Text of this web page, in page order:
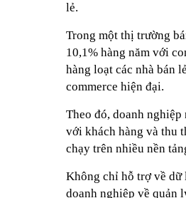
lẻ.
Trong một thị trường
10,1% hàng năm với
hàng loạt các nhà bán
commerce hiện đại.
Theo đó, doanh
với khách hàng và thu
chạy trên nhiều nền
Không chỉ hỗ trợ về dữ
doanh nghiệp về quản